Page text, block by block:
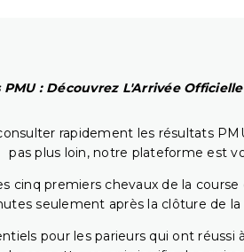
PMU : Découvrez L'Arrivée
rapidement les résultats
pas plus loin, notre plateforme est
cinq premiers chevaux de la
seulement après la clôture de
pour les parieurs qui ont